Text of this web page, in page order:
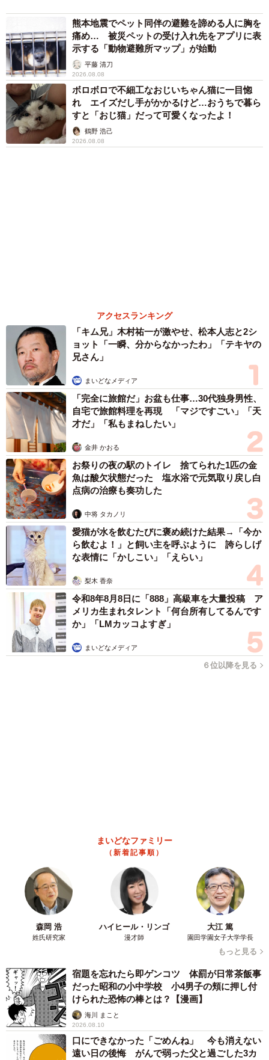
とトイレを購入してきて、これはうちの子にする気満々だ
なと思いました。そういう私も一日で情が湧いてしまっ
て、里親探しをするのをやめました」
キュルン顔の花子ちゃん
幸い本田さんのアレルギーは発症していない。
昼間はツン、夜寝る時は家族と一緒
花子ちゃんはまだ生後1カ月に満たないくらいだった。最初
はおびえていたのか小さい声でニャーと鳴き、あまり動か
なかった。しかし、2日目からはケースから飛び出して、家
の中を探検し始めた。本田さんは、保護猫を飼っている先
輩がいたのでアドバイスしてもらい、湯たんぽなど必要な
ものを準備して花子ちゃんを育てた。
まだまだ幼い花子ちゃん。戯れついて噛んでくることがあ
る。力加減が分からないようだ。どうしたら治るのか、試
行錯誤を重ねているそうだ。
熊本地震でペット同伴の避難を諦める人に胸を
痛め… 被災ペットの受け入れ先をアプリに表
示する「動物避難所マップ」が始動
平藤 清刀
2026.08.08
ボロボロで不細工なおじいちゃん猫に一目惚
れ エイズだし手がかかるけど…おうちで暮ら
すと「おじ猫」だって可愛くなったよ！
鶴野 浩己
2026.08.08
アクセスランキング
「キム兄」木村祐一が激やせ、松本人志と2シ
ョット「一瞬、分からなかったわ」「テキヤの
兄さん」
まいどなメディア
「完全に旅館だ」お盆も仕事…30代独身男性、
自宅で旅館料理を再現 「マジですごい」「天
才だ」「私もまねしたい」
金井 かおる
お祭りの夜の駅のトイレ 捨てられた1匹の金
魚は酸欠状態だった 塩水浴で元気取り戻し白
点病の治療も奏功した
中将 タカノリ
愛猫が水を飲むたびに褒め続けた結果→「今か
ら飲むよ！」と飼い主を呼ぶように 誇らしげ
な表情に「かしこい」「えらい」
梨木 香奈
令和8年8月8日に「888」高級車を大量投稿 ア
メリカ生まれタレント「何台所有してるんです
か」「LMカッコよすぎ」
まいどなメディア
６位以降を見る
まいどなファミリー
（新着記事順）
森岡 浩
姓氏研究家
ハイヒール・リンゴ
漫才師
大江 篤
園田学園女子大学学長
もっと見る
宿題を忘れたら即ゲンコツ 体罰が日常茶飯事
だった昭和の小中学校 小4男子の頬に押し付
けられた恐怖の棒とは？【漫画】
海川 まこと
2026.08.10
口にできなかった「ごめんね」 今も消えない
遠い日の後悔 がんで弱った父と過ごした3カ